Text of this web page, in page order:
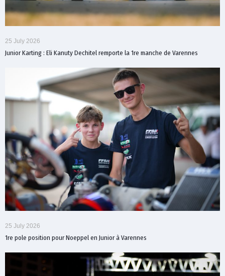
25 July 2026
Junior Karting : Eli Kanuty Dechitel remporte la 1re manche de Varennes
25 July 2026
1re pole position pour Noeppel en Junior à Varennes